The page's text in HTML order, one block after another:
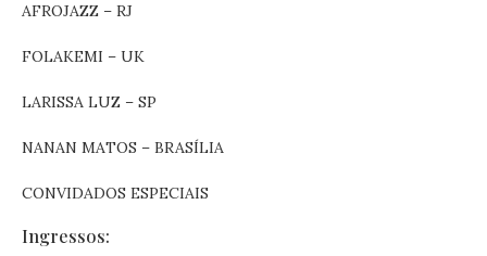
AFROJAZZ – RJ
FOLAKEMI – UK
LARISSA LUZ – SP
NANAN MATOS – BRASÍLIA
CONVIDADOS ESPECIAIS
Ingressos: